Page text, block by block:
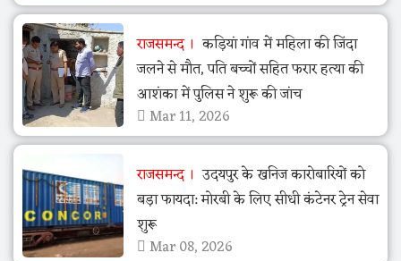
राजसमन्द
कड़ियां गांव में महिला की जिंदा
जलने से मौत, पति बच्चों सहित फरार हत्या की
आशंका में पुलिस ने शुरू की जांच
Mar 11, 2026
राजसमन्द
उदयपुर के खनिज कारोबारियों को
बड़ा फायदा: मोरबी के लिए सीधी कंटेनर ट्रेन सेवा
शुरू
Mar 08, 2026